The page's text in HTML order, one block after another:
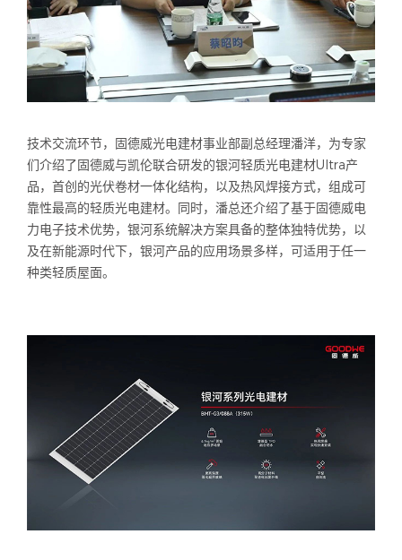
技术交流环节，固德威光电建材事业部副总经理潘洋，为专家
们介绍了固德威与凯伦联合研发的银河轻质光电建材Ultra产
品，首创的光伏卷材一体化结构，以及热风焊接方式，组成可
靠性最高的轻质光电建材。同时，潘总还介绍了基于固德威电
力电子技术优势，银河系统解决方案具备的整体独特优势，以
及在新能源时代下，银河产品的应用场景多样，可适用于任一
种类轻质屋面。